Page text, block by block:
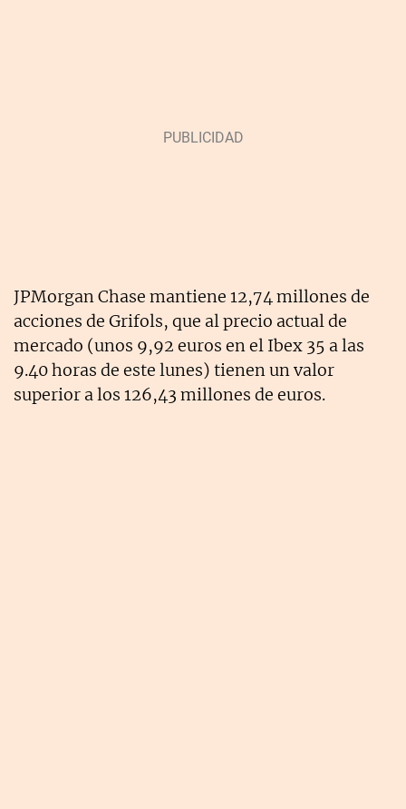
JPMorgan Chase mantiene 12,74 millones de
acciones de Grifols, que al precio actual de
mercado (unos 9,92 euros en el Ibex 35 a las
9.40 horas de este lunes) tienen un valor
superior a los 126,43 millones de euros.